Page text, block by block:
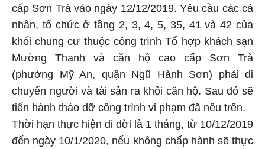
cấp Sơn Trà vào ngày 12/12/2019. Yêu cầu các cá
nhân, tổ chức ở tầng 2, 3, 4, 5, 35, 41 và 42 của
khối chung cư thuộc công trình Tổ hợp khách sạn
Mường Thanh và căn hộ cao cấp Sơn Trà
(phường Mỹ An, quận Ngũ Hành Sơn) phải di
chuyển người và tài sản ra khỏi căn hộ. Sau đó sẽ
tiến hành tháo dỡ công trình vi phạm đã nêu trên.
Thời hạn thực hiện di dời là 1 tháng, từ 10/12/2019
đến ngày 10/1/2020, nếu không chấp hành sẽ thực